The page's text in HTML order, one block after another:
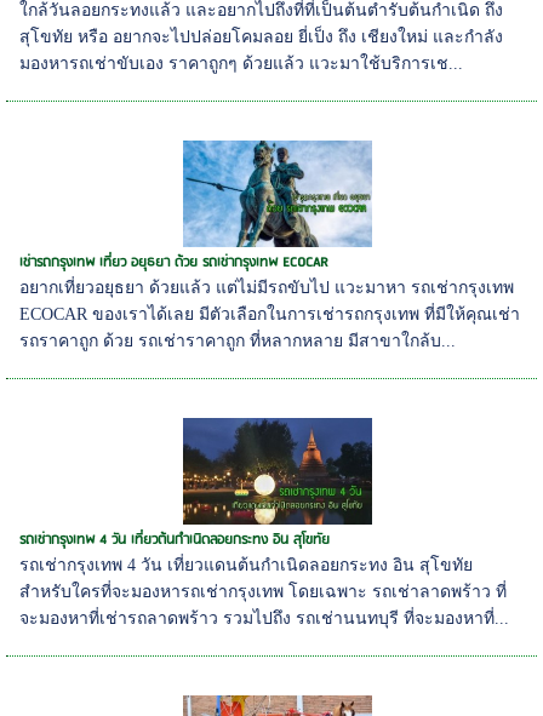
ใกล้วันลอยกระทงแล้ว และอยากไปถึงที่ที่เป็นต้นตำรับต้นกำเนิด ถึง
สุโขทัย หรือ อยากจะไปปล่อยโคมลอย ยี่เป็ง ถึง เชียงใหม่ และกำลัง
มองหารถเช่าขับเอง ราคาถูกๆ ด้วยแล้ว แวะมาใช้บริการเช...
เช่ารถกรุงเทพ เที่ยว อยุธยา ด้วย รถเช่ากรุงเทพ ECOCAR
อยากเที่ยวอยุธยา ด้วยแล้ว แต่ไม่มีรถขับไป แวะมาหา รถเช่ากรุงเทพ
ECOCAR ของเราได้เลย มีตัวเลือกในการเช่ารถกรุงเทพ ที่มีให้คุณเช่า
รถราคาถูก ด้วย รถเช่าราคาถูก ที่หลากหลาย มีสาขาใกล้บ...
รถเช่ากรุงเทพ 4 วัน เที่ยวต้นกำเนิดลอยกระทง อิน สุโขทัย
รถเช่ากรุงเทพ 4 วัน เที่ยวแดนต้นกำเนิดลอยกระทง อิน สุโขทัย
สำหรับใครที่จะมองหารถเช่ากรุงเทพ โดยเฉพาะ รถเช่าลาดพร้าว ที่
จะมองหาที่เช่ารถลาดพร้าว รวมไปถึง รถเช่านนทบุรี ที่จะมองหาที่...